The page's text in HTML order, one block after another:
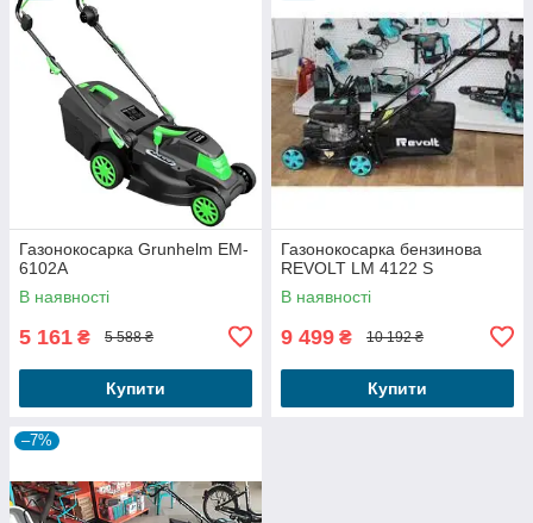
Газонокосарка Grunhelm EM-
6102A
В наявності
5 161 ₴ 5 588 ₴
Купити
Газонокосарка бензинова
REVOLT LM 4122 S
В наявності
9 499 ₴ 10 192 ₴
Купити
–7%